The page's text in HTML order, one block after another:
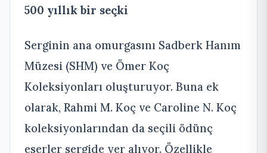
500 yıllık bir seçki
Serginin ana omurgasını Sadberk Hanım
Müzesi (SHM) ve Ömer Koç
Koleksiyonları oluşturuyor. Buna ek
olarak, Rahmi M. Koç ve Caroline N. Koç
koleksiyonlarından da seçili ödünç
eserler sergide yer alıyor. Özellikle